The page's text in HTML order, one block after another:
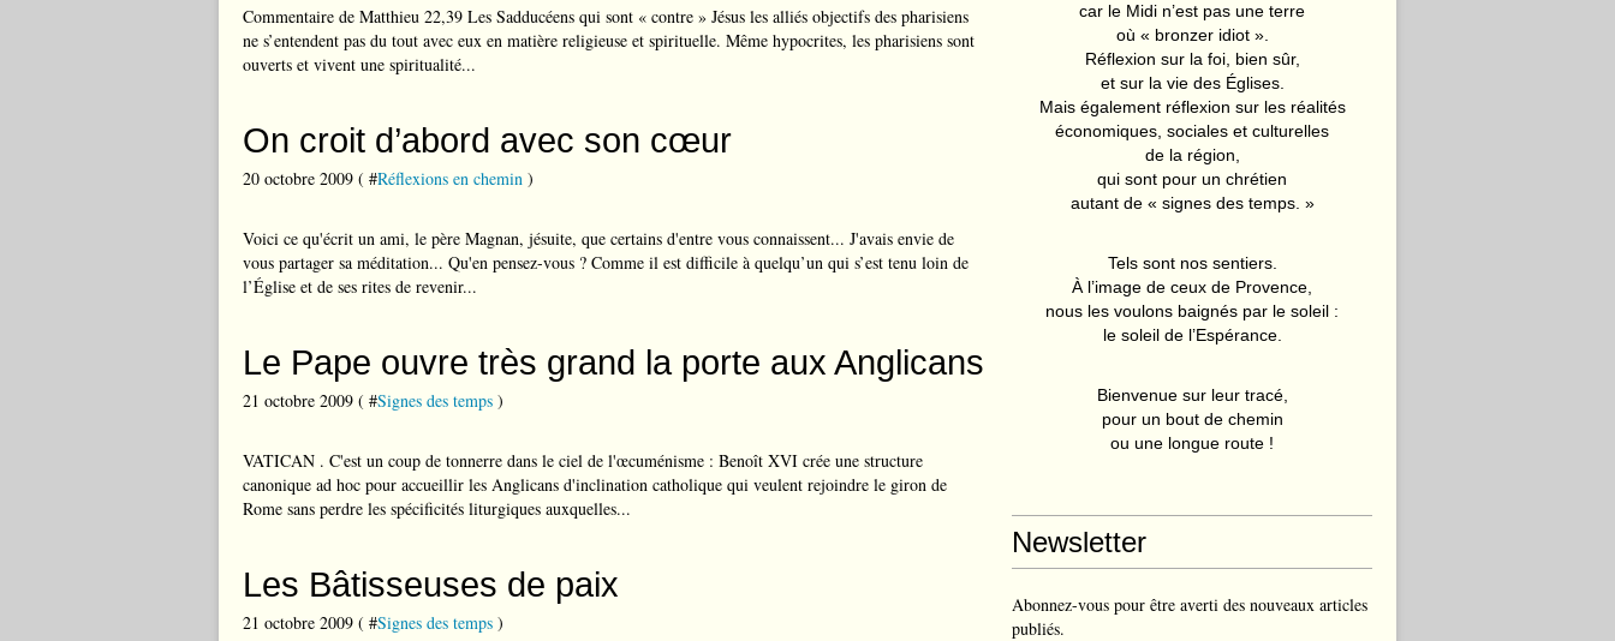
Commentaire de Matthieu 22,39 Les Sadducéens qui sont « contre » Jésus les alliés objectifs des pharisiens
ne s’entendent pas du tout avec eux en matière religieuse et spirituelle. Même hypocrites, les pharisiens sont
ouverts et vivent une spiritualité...
On croit d’abord avec son cœur
20 octobre 2009 ( #Réflexions en chemin )
Voici ce qu'écrit un ami, le père Magnan, jésuite, que certains d'entre vous connaissent... J'avais envie de
vous partager sa méditation... Qu'en pensez-vous ? Comme il est difficile à quelqu’un qui s’est tenu loin de
l’Église et de ses rites de revenir...
Le Pape ouvre très grand la porte aux Anglicans
21 octobre 2009 ( #Signes des temps )
VATICAN . C'est un coup de tonnerre dans le ciel de l'œcuménisme : Benoît XVI crée une structure
canonique ad hoc pour accueillir les Anglicans d'inclination catholique qui veulent rejoindre le giron de
Rome sans perdre les spécificités liturgiques auxquelles...
Les Bâtisseuses de paix
21 octobre 2009 ( #Signes des temps )
car le Midi n’est pas une terre
où « bronzer idiot ».
Réflexion sur la foi, bien sûr,
et sur la vie des Églises.
Mais également réflexion sur les réalités
économiques, sociales et culturelles
de la région,
qui sont pour un chrétien
autant de « signes des temps. »
Tels sont nos sentiers.
À l’image de ceux de Provence,
nous les voulons baignés par le soleil :
le soleil de l’Espérance.
Bienvenue sur leur tracé,
pour un bout de chemin
ou une longue route !
Newsletter
Abonnez-vous pour être averti des nouveaux articles
publiés.